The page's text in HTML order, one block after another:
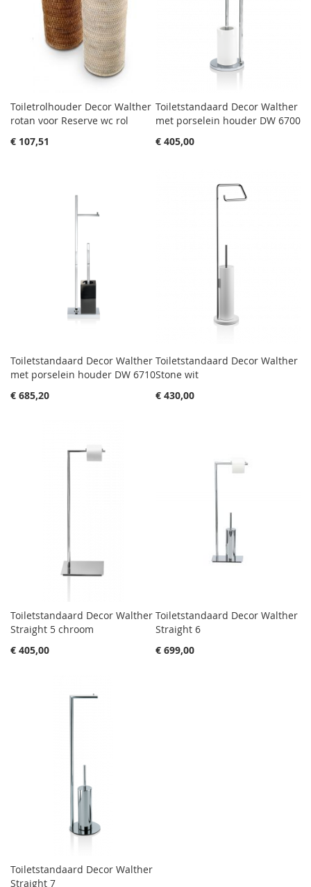
Toiletrolhouder Decor Walther
rotan voor Reserve wc rol
€ 107,51
Toiletstandaard Decor Walther
met porselein houder DW 6700
€ 405,00
Toiletstandaard Decor Walther
met porselein houder DW 6710
€ 685,20
Toiletstandaard Decor Walther
Stone wit
€ 430,00
Toiletstandaard Decor Walther
Straight 5 chroom
€ 405,00
Toiletstandaard Decor Walther
Straight 6
€ 699,00
Toiletstandaard Decor Walther
Straight 7